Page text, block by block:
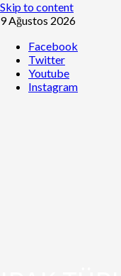
Skip to content
9 Ağustos 2026
Facebook
Twitter
Youtube
Instagram